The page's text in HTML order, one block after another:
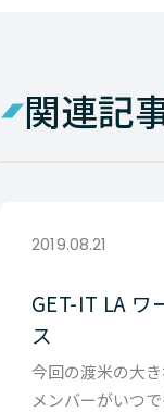
関連記
2019.08.21
GET-IT LA ワ
ス
今回の渡米の大
メンバーがいつ